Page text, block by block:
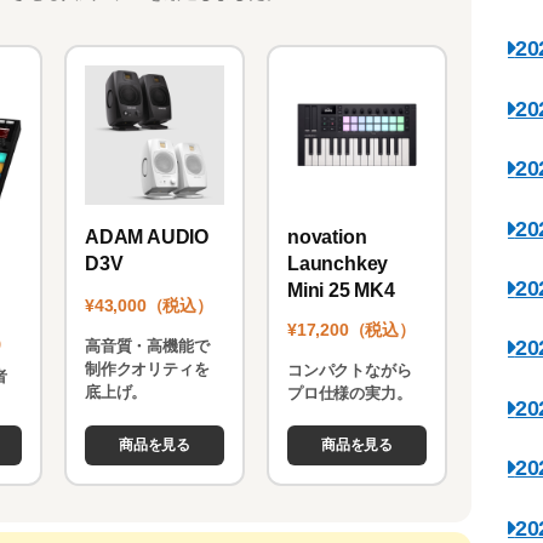
ADAM AUDIO
D3V
¥43,000（税込）
高音質・高機能で
制作クオリティを
底上げ。
商品を見る
novation
Launchkey
Mini 25 MK4
¥17,200（税込）
コンパクトながら
プロ仕様の実力。
商品を見る